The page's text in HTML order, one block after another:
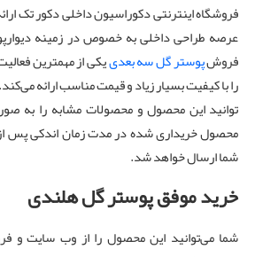
فروشگاه اینترنتی دکوراسیون داخلی دکور تک
عرصه‌ طراحی داخلی به خصوص در زمینه
فروشپوستر گل سه بعدییکی از مهمترین
را با کیفیت بسیار زیاد و قیمت مناسب ارائه
توانید این محصول و محصولات مشابه را به
محصول خریداری شده در مدت زمان اندکی پس
شما ارسال خواهد شد.
خرید موفق پوستر گل هلندی
شما می‌توانید این محصول را از وب سایت و